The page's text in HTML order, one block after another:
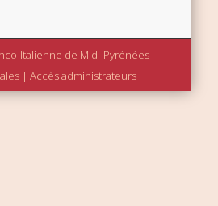
Italienne de Midi-Pyrénées
| Accès administrateurs